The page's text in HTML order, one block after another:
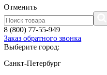
Отменить
8 (800) 77-55-949
Заказ обратного звонка
Выберите город:
Санкт-Петербург